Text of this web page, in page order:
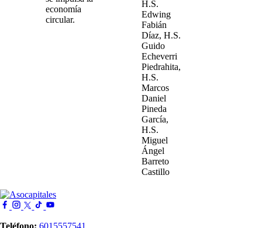
economía
circular.
H.S.
Edwing
Fabián
Díaz, H.S.
Guido
Echeverri
Piedrahita,
H.S.
Marcos
Daniel
Pineda
García,
H.S.
Miguel
Ángel
Barreto
Castillo
Imagen